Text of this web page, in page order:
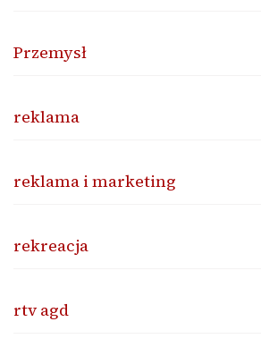
Przemysł
reklama
reklama i marketing
rekreacja
rtv agd